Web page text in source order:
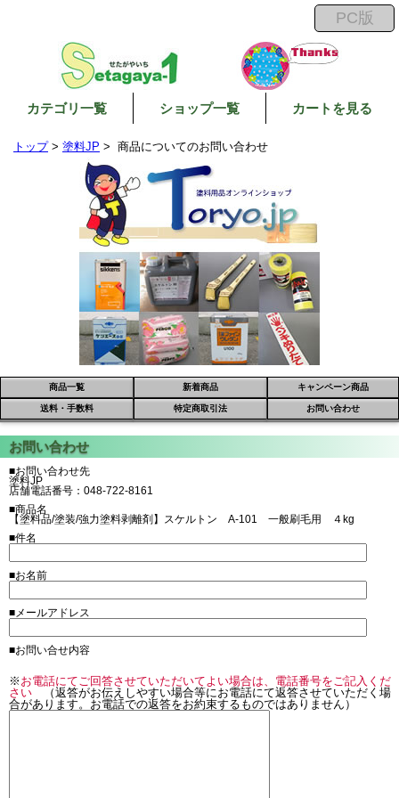
カテゴリ一覧 ショップ一覧 カートを見る
トップ> 塗料JP > 商品についてのお問い合わせ
商品一覧 新着商品 キャンペーン商品
送料・手数料 特定商取引法 お問い合わせ
■お問い合わせ先
塗料JP
店舗電話番号：048-722-8161
■商品名
【塗料品/塗装/強力塗料剥離剤】スケルトン A-101 一般刷毛用 ４kg
■件名
■お名前
■メールアドレス
■お問い合せ内容
※ お電話にてご回答させていただいてよい場合は、電話番号をご記入くだ
さい （返答がお伝えしやすい場合等にお電話にて返答させていただく場
合があります。お電話での返答をお約束するものではありません）